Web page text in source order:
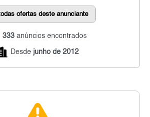
ofertas deste anunciante
333 anúncios encontrados
Desde junho de 2012